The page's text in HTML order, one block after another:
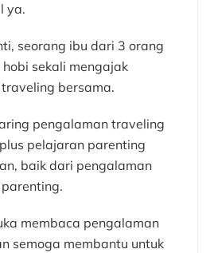
ya.
seorang ibu dari 3 orang
sekali mengajak
bersama.
pengalaman traveling
pelajaran parenting
baik dari pengalaman
membaca pengalaman
semoga membantu untuk